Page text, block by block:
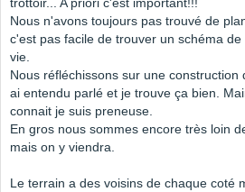
trottoir... A priori c'est important!!!
Nous n'avons toujours pas trouvé de
c'est pas facile de trouver un schéma
vie.
Nous réfléchissons sur une construction
ai entendu parlé et je trouve ça bien.
connait je suis preneuse.
En gros nous sommes encore très loin
mais on y viendra.
Le terrain a des voisins de chaque coté